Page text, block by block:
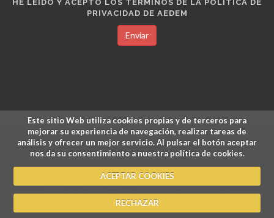
HE LEÍDO Y ACEPTO LOS TÉRMINOS DE LA POLÍTICA DE
PRIVACIDAD DE AEDEM
Enviar
Copyrights © Academia Europea de Dirección y Economía de la
Empresa.
Inicio / Aviso Legal / Política de Privacidad /
Política de Cookies / Pagos y Devoluciones
Este sitio Web utiliza cookies propias y de terceros para
mejorar su experiencia de navegación, realizar tareas de
análisis y ofrecer un mejor servicio. Al pulsar el botón aceptar
nos da su consentimiento a nuestra política de cookies.
ACEPTAR COOKIES
RECHAZAR